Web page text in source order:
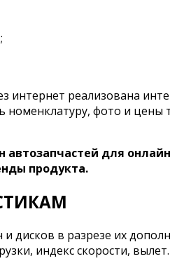
реализована
фото и цены
для
продукта.
дисков в разрезе их
индекс скорости, вылет.